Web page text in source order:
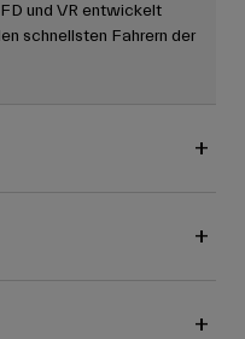
und VR entwickelt
schnellsten Fahrern der